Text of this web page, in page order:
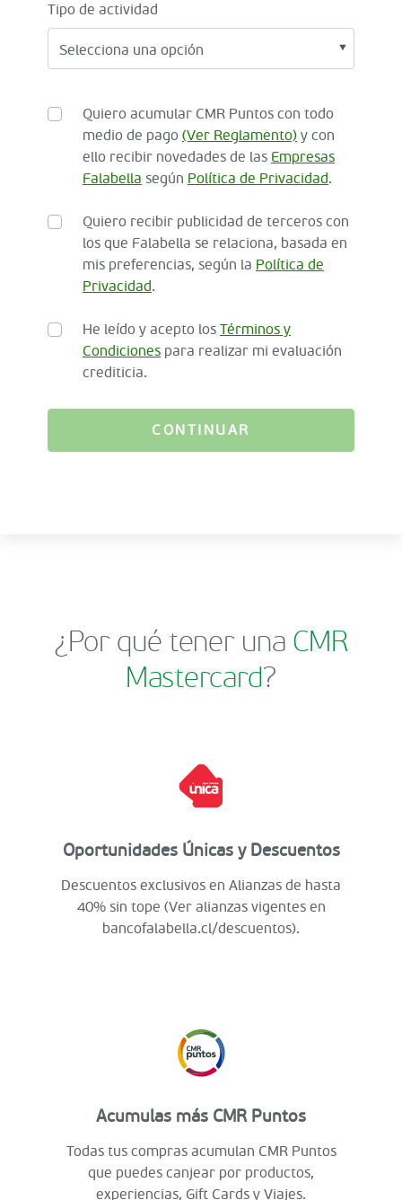
Tipo de actividad
Quiero acumular CMR Puntos con todo
medio de pago (Ver Reglamento) y con
ello recibir novedades de las Empresas
Falabella según Política de Privacidad.
Quiero recibir publicidad de terceros con
los que Falabella se relaciona, basada en
mis preferencias, según la Política de
Privacidad.
He leído y acepto los Términos y
Condiciones para realizar mi evaluación
crediticia.
CONTINUAR
¿Por qué tener una CMR
Mastercard?
Oportunidades Únicas y Descuentos
Descuentos exclusivos en Alianzas de hasta
40% sin tope (Ver alianzas vigentes en
bancofalabella.cl/descuentos).
Acumulas más CMR Puntos
Todas tus compras acumulan CMR Puntos
que puedes canjear por productos,
experiencias, Gift Cards y Viajes.